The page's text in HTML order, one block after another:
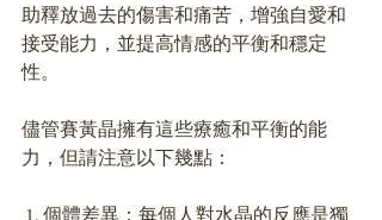
助釋放過去的傷害和痛苦，增強自愛和
接受能力，並提高情感的平衡和穩定
性。
儘管賽黃晶擁有這些療癒和平衡的能
力，但請注意以下幾點：